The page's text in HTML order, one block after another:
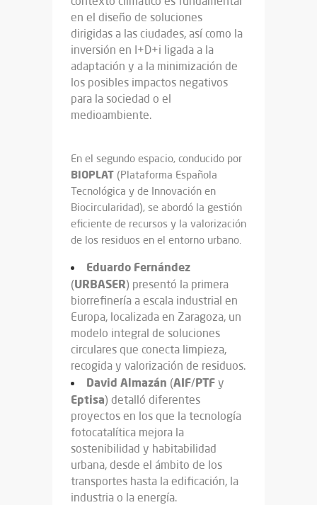
en el diseño de soluciones
dirigidas a las ciudades, así como la
inversión en I+D+i ligada a la
adaptación y a la minimización de
los posibles impactos negativos
para la sociedad o el
medioambiente.
En el segundo espacio, conducido por
BIOPLAT (Plataforma Española
Tecnológica y de Innovación en
Biocircularidad), se abordó la gestión
eficiente de recursos y la valorización
de los residuos en el entorno urbano.
Eduardo Fernández
(URBASER) presentó la primera
biorrefinería a escala industrial en
Europa, localizada en Zaragoza, un
modelo integral de soluciones
circulares que conecta limpieza,
recogida y valorización de residuos.
David Almazán (AIF/PTF y
Eptisa) detalló diferentes
proyectos en los que la tecnología
fotocatalítica mejora la
sostenibilidad y habitabilidad
urbana, desde el ámbito de los
transportes hasta la edificación, la
industria o la energía.